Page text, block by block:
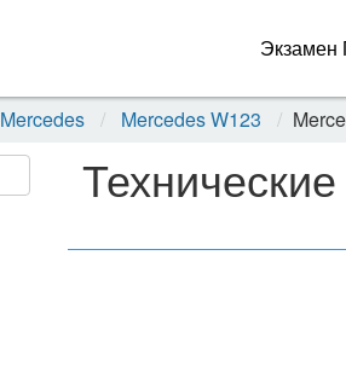
Mercedes Mercedes W123